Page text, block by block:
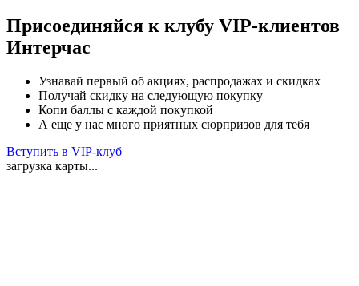
Присоединяйся к клубу VIP-клиентов
Интерчас
Узнавай первый об акциях, распродажах и скидках
Получай скидку на следующую покупку
Копи баллы с каждой покупкой
А еще у нас много приятных сюрпризов для тебя
Вступить в VIP-клуб
загрузка карты...